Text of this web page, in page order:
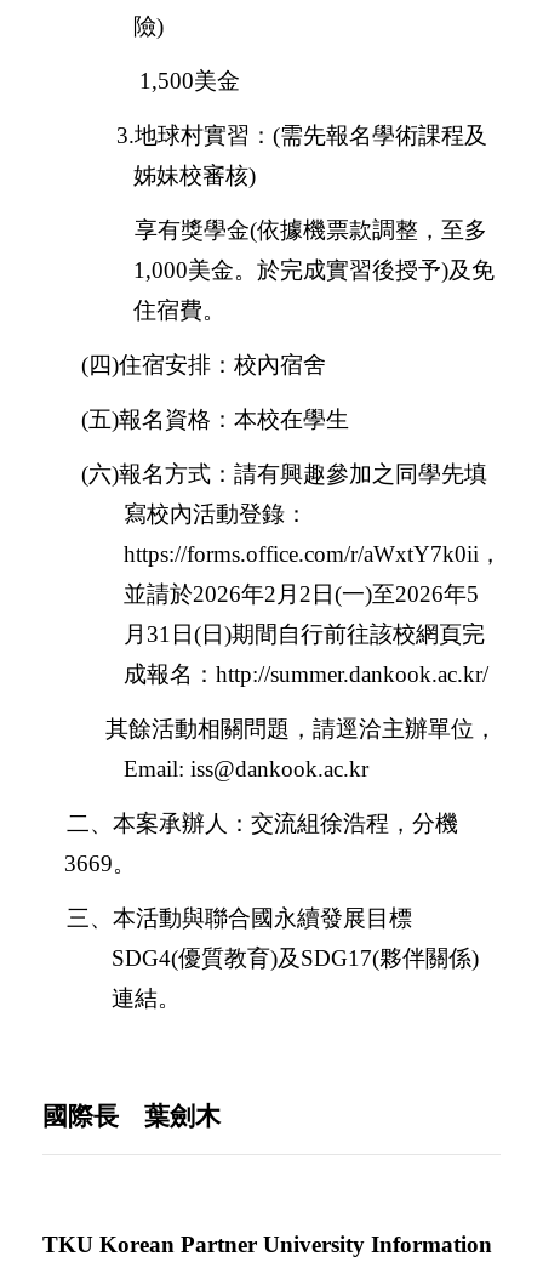
險)
1,500美金
3.地球村實習： (需先報名學術課程及
姊妹校審核)
享有獎學金(依據機票款調整，至多
1,000美金。於完成實習後授予)及免
住宿費。
(四)住宿安排：校內宿舍
(五)報名資格：本校在學生
(六)報名方式：請有興趣參加之同學先填
寫校內活動登錄：
https://forms.office.com/r/aWxtY7k0ii ，
並請於2026年2 月 2 日(一)至2026年5
月 31 日(日)期間自行前往該校網頁完
成報名： http://summer.dankook.ac.kr/
其餘活動相關問題，請逕洽主辦單位，
Email: iss@dankook.ac.kr
二、本案承辦人：交流組徐浩程，分機
3669。
三、本活動與聯合國永續發展目標
SDG4(優質教育)及SDG17(夥伴關係)
連結。
國際長 葉劍木
TKU Korean Partner University Information